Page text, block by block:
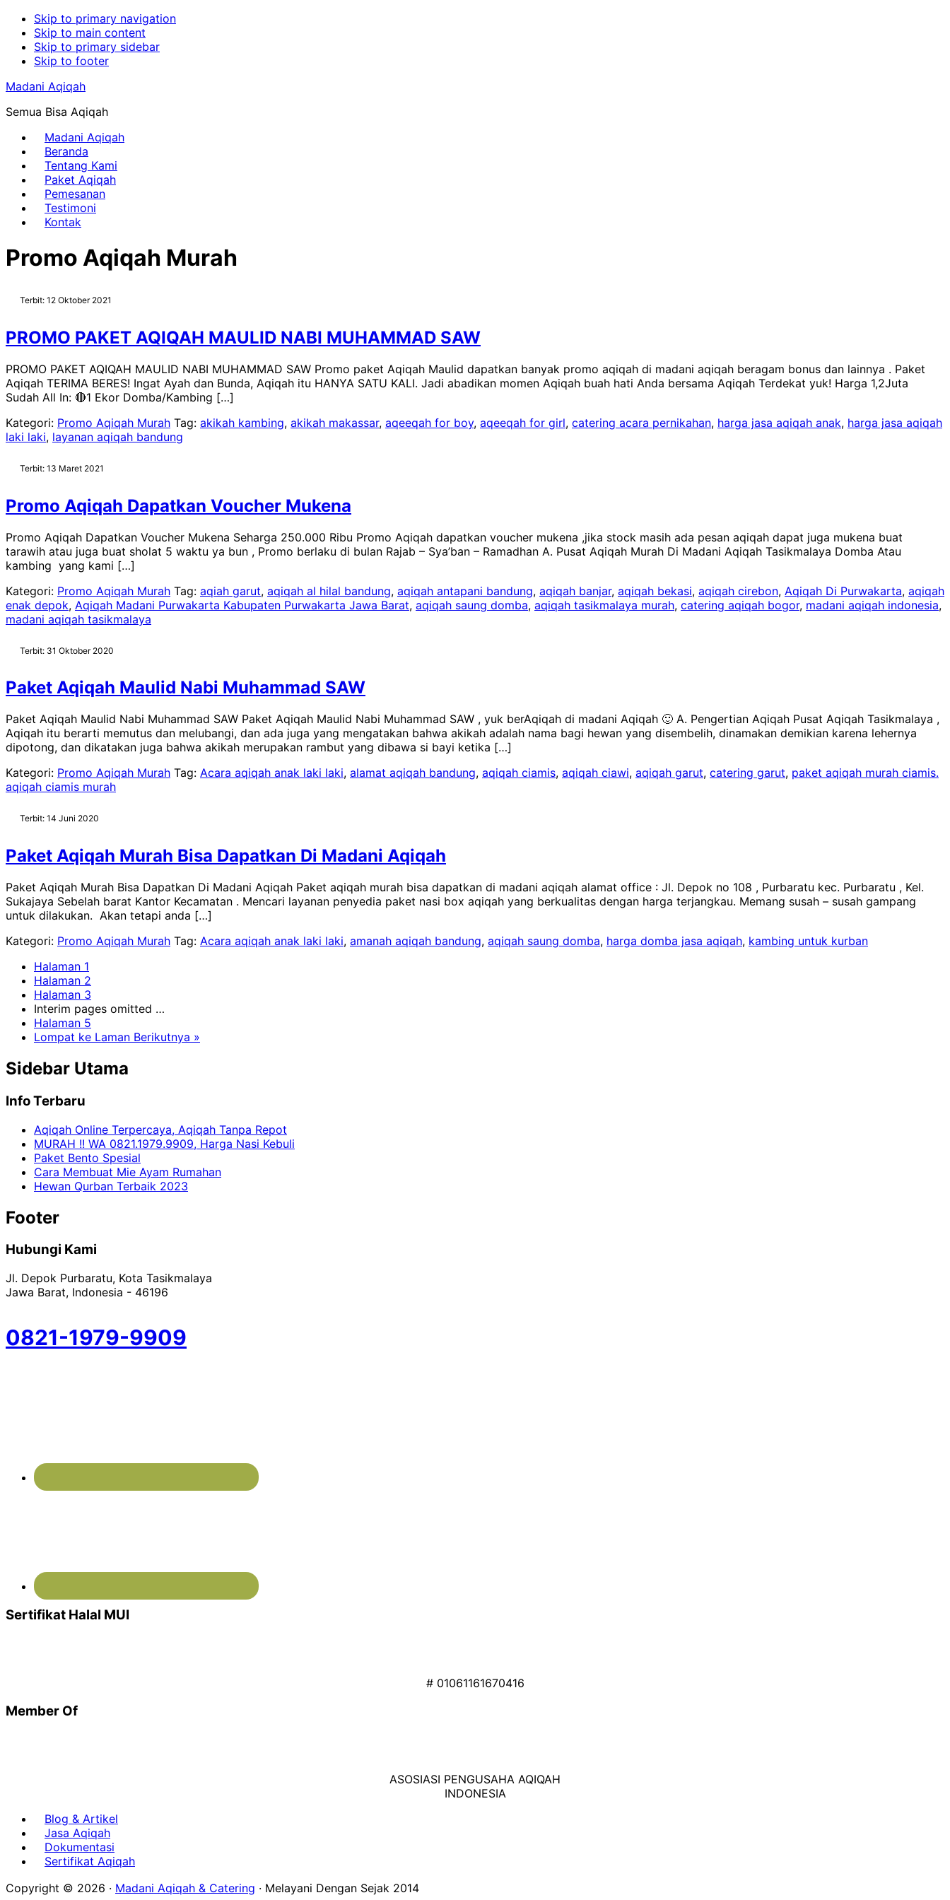
Skip to primary navigation
Skip to main content
Skip to primary sidebar
Skip to footer
Madani Aqiqah
Semua Bisa Aqiqah
Madani Aqiqah
Beranda
Tentang Kami
Paket Aqiqah
Pemesanan
Testimoni
Kontak
Promo Aqiqah Murah
Terbit: 12 Oktober 2021
PROMO PAKET AQIQAH MAULID NABI MUHAMMAD SAW
PROMO PAKET AQIQAH MAULID NABI MUHAMMAD SAW Promo paket Aqiqah Maulid dapatkan banyak promo aqiqah di madani aqiqah beragam bonus dan lainnya . Paket
Aqiqah TERIMA BERES! Ingat Ayah dan Bunda, Aqiqah itu HANYA SATU KALI. Jadi abadikan momen Aqiqah buah hati Anda bersama Aqiqah Terdekat yuk! Harga 1,2Juta
Sudah All In: 🔴1 Ekor Domba/Kambing […]
Kategori: Promo Aqiqah Murah Tag: akikah kambing, akikah makassar, aqeeqah for boy, aqeeqah for girl, catering acara pernikahan, harga jasa aqiqah anak, harga jasa aqiqah
laki laki, layanan aqiqah bandung
Terbit: 13 Maret 2021
Promo Aqiqah Dapatkan Voucher Mukena
Promo Aqiqah Dapatkan Voucher Mukena Seharga 250.000 Ribu Promo Aqiqah dapatkan voucher mukena ,jika stock masih ada pesan aqiqah dapat juga mukena buat
tarawih atau juga buat sholat 5 waktu ya bun , Promo berlaku di bulan Rajab – Sya’ban – Ramadhan A. Pusat Aqiqah Murah Di Madani Aqiqah Tasikmalaya Domba Atau
kambing yang kami […]
Kategori: Promo Aqiqah Murah Tag: aqiah garut, aqiqah al hilal bandung, aqiqah antapani bandung, aqiqah banjar, aqiqah bekasi, aqiqah cirebon, Aqiqah Di Purwakarta, aqiqah
enak depok, Aqiqah Madani Purwakarta Kabupaten Purwakarta Jawa Barat, aqiqah saung domba, aqiqah tasikmalaya murah, catering aqiqah bogor, madani aqiqah indonesia,
madani aqiqah tasikmalaya
Terbit: 31 Oktober 2020
Paket Aqiqah Maulid Nabi Muhammad SAW
Paket Aqiqah Maulid Nabi Muhammad SAW Paket Aqiqah Maulid Nabi Muhammad SAW , yuk berAqiqah di madani Aqiqah 🙂 A. Pengertian Aqiqah Pusat Aqiqah Tasikmalaya ,
Aqiqah itu berarti memutus dan melubangi, dan ada juga yang mengatakan bahwa akikah adalah nama bagi hewan yang disembelih, dinamakan demikian karena lehernya
dipotong, dan dikatakan juga bahwa akikah merupakan rambut yang dibawa si bayi ketika […]
Kategori: Promo Aqiqah Murah Tag: Acara aqiqah anak laki laki, alamat aqiqah bandung, aqiqah ciamis, aqiqah ciawi, aqiqah garut, catering garut, paket aqiqah murah ciamis.
aqiqah ciamis murah
Terbit: 14 Juni 2020
Paket Aqiqah Murah Bisa Dapatkan Di Madani Aqiqah
Paket Aqiqah Murah Bisa Dapatkan Di Madani Aqiqah Paket aqiqah murah bisa dapatkan di madani aqiqah alamat office : Jl. Depok no 108 , Purbaratu kec. Purbaratu , Kel.
Sukajaya Sebelah barat Kantor Kecamatan . Mencari layanan penyedia paket nasi box aqiqah yang berkualitas dengan harga terjangkau. Memang susah – susah gampang
untuk dilakukan. Akan tetapi anda […]
Kategori: Promo Aqiqah Murah Tag: Acara aqiqah anak laki laki, amanah aqiqah bandung, aqiqah saung domba, harga domba jasa aqiqah, kambing untuk kurban
Halaman 1
Halaman 2
Halaman 3
Interim pages omitted …
Halaman 5
Lompat ke Laman Berikutnya »
Sidebar Utama
Info Terbaru
Aqiqah Online Terpercaya, Aqiqah Tanpa Repot
MURAH !! WA 0821.1979.9909, Harga Nasi Kebuli
Paket Bento Spesial
Cara Membuat Mie Ayam Rumahan
Hewan Qurban Terbaik 2023
Footer
Hubungi Kami
Jl. Depok Purbaratu, Kota Tasikmalaya
Jawa Barat, Indonesia - 46196
0821-1979-9909
Sertifikat Halal MUI
# 01061161670416
Member Of
ASOSIASI PENGUSAHA AQIQAH
INDONESIA
Blog & Artikel
Jasa Aqiqah
Dokumentasi
Sertifikat Aqiqah
Copyright © 2026 · Madani Aqiqah & Catering · Melayani Dengan Sejak 2014